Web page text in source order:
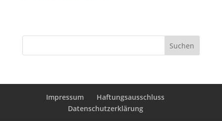
Suchen
Impressum
Haftungsausschluss
Datenschutzerklärung